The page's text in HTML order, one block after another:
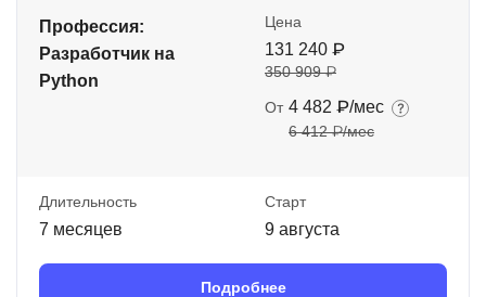
Профессия:
Разработчик на
Python
Цена
131 240 ₽
350 909 ₽
От 4 482 ₽/мес
6 412 ₽/мес
Длительность
7 месяцев
Старт
9 августа
Подробнее